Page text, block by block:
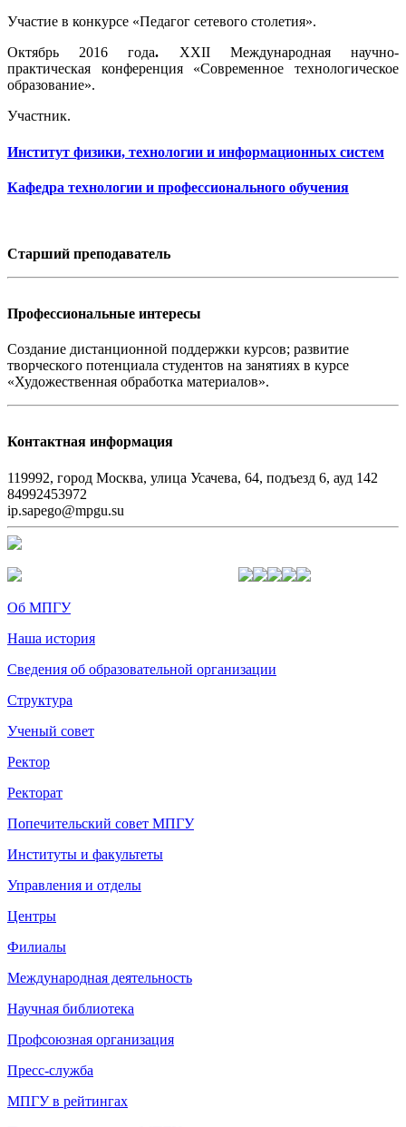
Участие в конкурсе «Педагог сетевого столетия».
Октябрь 2016 года. ХХIIМеждународная научно-
практическая конференция «Современное технологическое
образование».
Участник.
Институт физики, технологии и информационных систем
Кафедра технологии и профессионального обучения
Старший преподаватель
Профессиональные интересы
Создание дистанционной поддержки курсов; развитие
творческого потенциала студентов на занятиях в курсе
«Художественная обработка материалов».
Контактная информация
119992, город Москва, улица Усачева, 64, подъезд 6, ауд 142
84992453972
ip.sapego@mpgu.su
Об МПГУ
Наша история
Сведения об образовательной организации
Структура
Ученый совет
Ректор
Ректорат
Попечительский совет МПГУ
Институты и факультеты
Управления и отделы
Центры
Филиалы
Международная деятельность
Научная библиотека
Профсоюзная организация
Пресс-служба
МПГУ в рейтингах